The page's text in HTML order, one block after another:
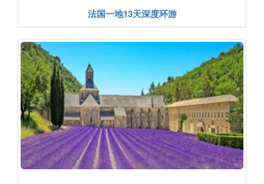
法国一地13天深度环游